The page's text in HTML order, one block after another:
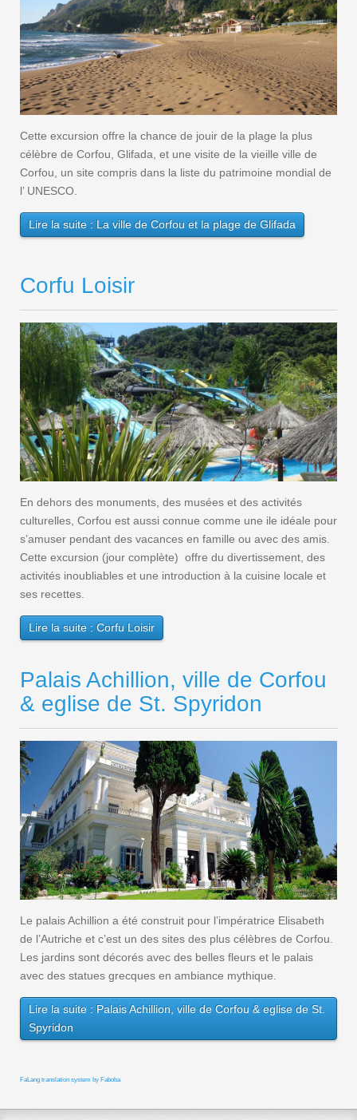
Cette excursion offre la chance de jouir de la plage la plus
célèbre de Corfou, Glifada, et une visite de la vieille ville de
Corfou, un site compris dans la liste du patrimoine mondial de
l’ UNESCO.
Lire la suite : La ville de Corfou et la plage de Glifada
Corfu Loisir
En dehors des monuments, des musées et des activités
culturelles, Corfou est aussi connue comme une ile idéale pour
s’amuser pendant des vacances en famille ou avec des amis.
Cette excursion (jour complète) offre du divertissement, des
activités inoubliables et une introduction à la cuisine locale et
ses recettes.
Lire la suite : Corfu Loisir
Palais Achillion, ville de Corfou
& eglise de St. Spyridon
Le palais Achillion a été construit pour l’impératrice Elisabeth
de l’Autriche et c’est un des sites des plus célèbres de Corfou.
Les jardins sont décorés avec des belles fleurs et le palais
avec des statues grecques en ambiance mythique.
Lire la suite : Palais Achillion, ville de Corfou & eglise de St.
Spyridon
FaLang translation system by Faboba